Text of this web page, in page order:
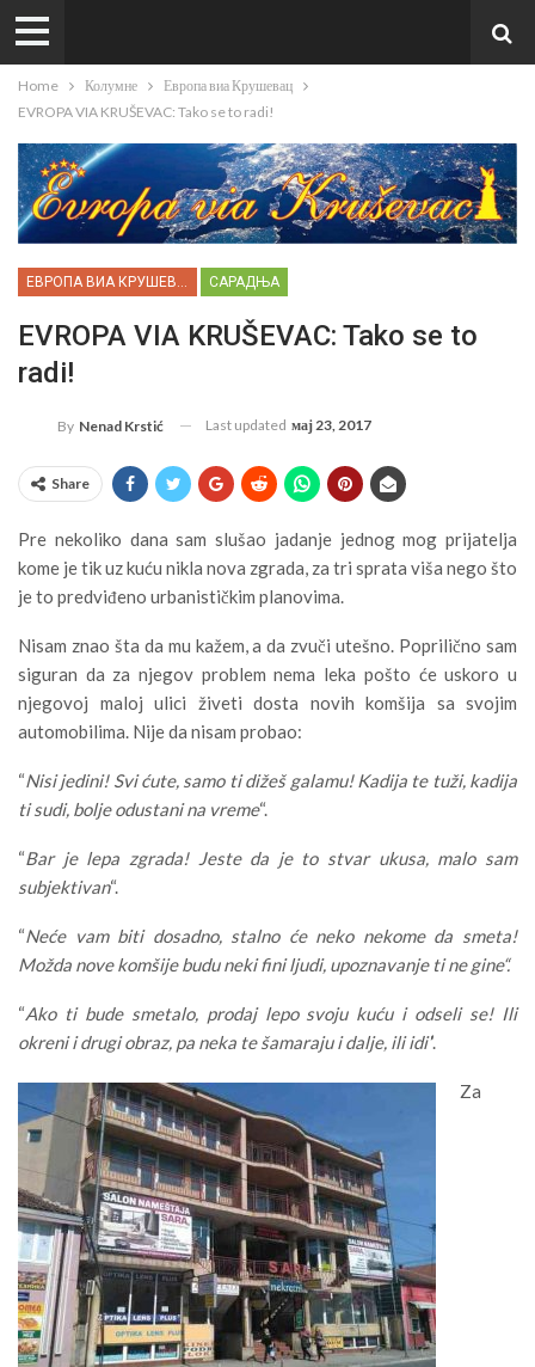
Home Колумне
Европа виа Крушевац
EVROPA VIA KRUŠEVAC: Tako se to radi!
САРАДЊА
EVROPA VIA KRUŠEVAC: Tako se to
radi!
By Nenad Krstić Last updated мај 23, 2017
Share
Pre nekoliko dana sam slušao jadanje jednog mog prijatelja
kome je tik uz kuću nikla nova zgrada, za tri sprata viša nego što
je to predviđeno urbanističkim planovima.
Nisam znao šta da mu kažem, a da zvuči utešno. Poprilično sam
siguran da za njegov problem nema leka pošto će uskoro u
njegovoj maloj ulici živeti dosta novih komšija sa svojim
automobilima. Nije da nisam probao:
“Nisi jedini! Svi ćute, samo ti dižeš galamu! Kadija te tuži, kadija
ti sudi, bolje odustani na vreme“.
“Bar je lepa zgrada! Jeste da je to stvar ukusa, malo sam
subjektivan“.
“Neće vam biti dosadno, stalno će neko nekome da smeta!
Možda nove komšije budu neki fini ljudi, upoznavanje ti ne gine“.
“Ako ti bude smetalo, prodaj lepo svoju kuću i odseli se! Ili
okreni i drugi obraz, pa neka te šamaraju i dalje, ili idi’‘.
Za